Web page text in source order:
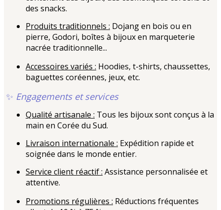
des snacks.
Produits traditionnels : Dojang en bois ou en
pierre, Godori, boîtes à bijoux en marqueterie
nacrée traditionnelle...
Accessoires variés : Hoodies, t-shirts, chaussettes,
baguettes coréennes, jeux, etc.
✨ Engagements et services
Qualité artisanale : Tous les bijoux sont conçus à la
main en Corée du Sud.
Livraison internationale : Expédition rapide et
soignée dans le monde entier.
Service client réactif : Assistance personnalisée et
attentive.
Promotions régulières : Réductions fréquentes